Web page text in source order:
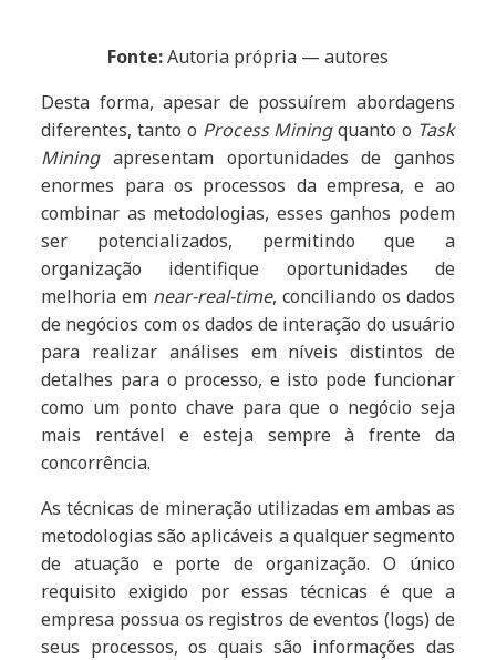
Fonte:Autoria própria — autores
Desta forma, apesar de possuírem abordagens
diferentes, tanto o Process Miningquanto o Task
Miningapresentam oportunidades de ganhos
enormes para os processos da empresa, e ao
combinar as metodologias, esses ganhos podem
ser potencializados, permitindo que a
organização identifique oportunidades de
melhoria em near-real-time, conciliando os dados
de negócios com os dados de interação do usuário
para realizar análises em níveis distintos de
detalhes para o processo, e isto pode funcionar
como um ponto chave para que o negócio seja
mais rentável e esteja sempre à frente da
concorrência.
As técnicas de mineração utilizadas em ambas as
metodologias são aplicáveis a qualquer segmento
de atuação e porte de organização. O único
requisito exigido por essas técnicas é que a
empresa possua os registros de eventos (logs) de
seus processos, os quais são informações das